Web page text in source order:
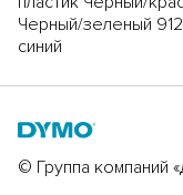
Черный/зеленый
синий
© Группа компаний